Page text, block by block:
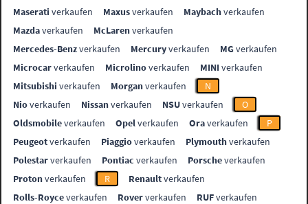
Maserati verkaufen Maxusverkaufen Maybachverkaufen
Mazdaverkaufen McLarenverkaufen
Mercedes-Benzverkaufen Mercuryverkaufen MGverkaufen
Microcarverkaufen Microlinoverkaufen MINIverkaufen
Mitsubishi verkaufen Morganverkaufen
N
Nioverkaufen Nissanverkaufen NSUverkaufen
O
Oldsmobileverkaufen Opelverkaufen Oraverkaufen
P
Peugeotverkaufen Piaggioverkaufen Plymouthverkaufen
Polestarverkaufen Pontiac verkaufen Porscheverkaufen
Protonverkaufen R Renaultverkaufen
Rolls-Royceverkaufen Roververkaufen RUFverkaufen